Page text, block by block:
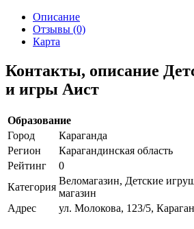
Описание
Отзывы (0)
Карта
Контакты, описание
и игры Аист
Образование
Город
Караганда
Регион
Карагандинская область
Рейтинг
0
Категория
Веломагазин, Детские
магазин
Адрес
ул. Молокова, 123/5,